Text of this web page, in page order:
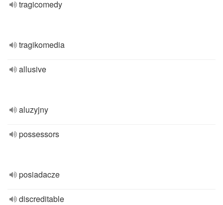
tragicomedy
tragikomedia
allusive
aluzyjny
possessors
posiadacze
discreditable